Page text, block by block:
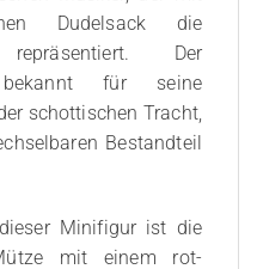
Dudelsack die
Der
bekannt für seine
schottischen Tracht,
Bestandteil
Minifigur ist die
mit einem rot-